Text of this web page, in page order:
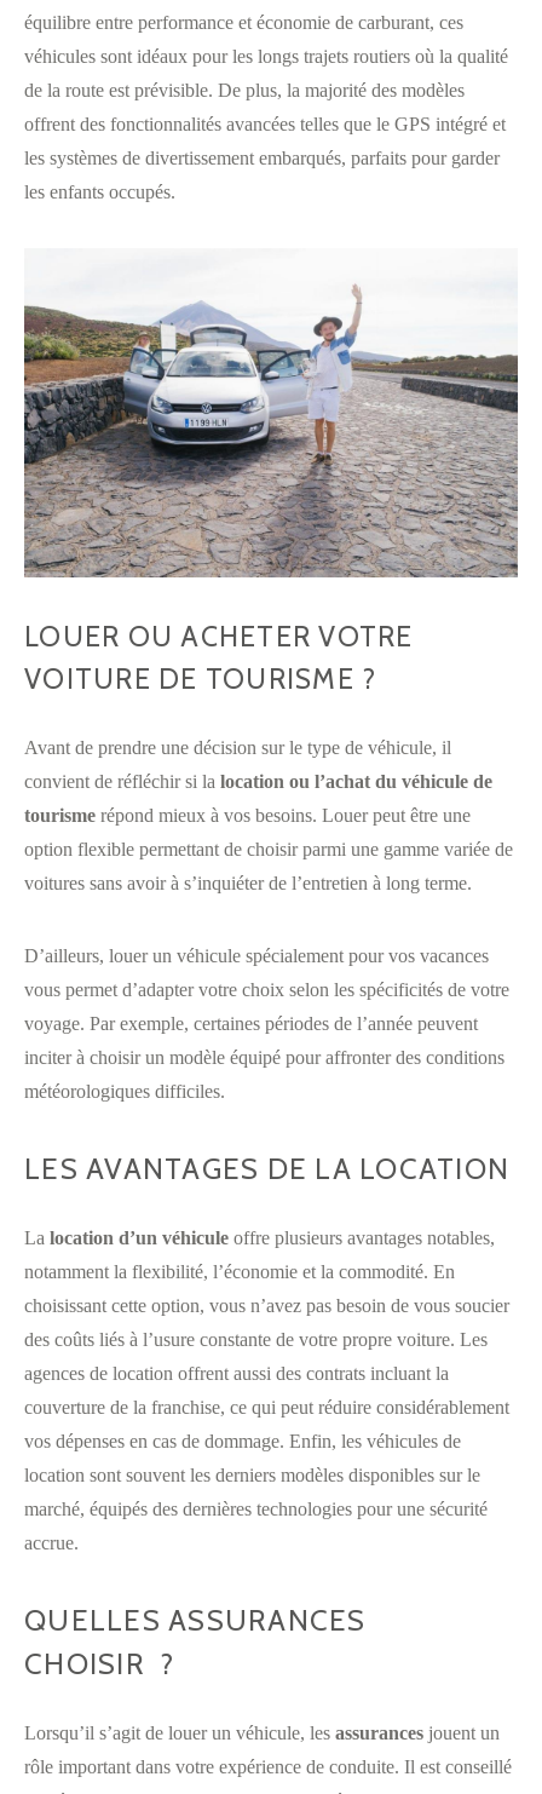
équilibre entre performance et économie de carburant, ces
véhicules sont idéaux pour les longs trajets routiers où la qualité
de la route est prévisible. De plus, la majorité des modèles
offrent des fonctionnalités avancées telles que le GPS intégré et
les systèmes de divertissement embarqués, parfaits pour garder
les enfants occupés.
LOUER OU ACHETER VOTRE
VOITURE DE TOURISME ?
Avant de prendre une décision sur le type de véhicule, il
convient de réfléchir si la location ou l’achat du véhicule de
tourisme répond mieux à vos besoins. Louer peut être une
option flexible permettant de choisir parmi une gamme variée de
voitures sans avoir à s’inquiéter de l’entretien à long terme.
D’ailleurs, louer un véhicule spécialement pour vos vacances
vous permet d’adapter votre choix selon les spécificités de votre
voyage. Par exemple, certaines périodes de l’année peuvent
inciter à choisir un modèle équipé pour affronter des conditions
météorologiques difficiles.
LES AVANTAGES DE LA LOCATION
La location d’un véhicule offre plusieurs avantages notables,
notamment la flexibilité, l’économie et la commodité. En
choisissant cette option, vous n’avez pas besoin de vous soucier
des coûts liés à l’usure constante de votre propre voiture. Les
agences de location offrent aussi des contrats incluant la
couverture de la franchise, ce qui peut réduire considérablement
vos dépenses en cas de dommage. Enfin, les véhicules de
location sont souvent les derniers modèles disponibles sur le
marché, équipés des dernières technologies pour une sécurité
accrue.
QUELLES ASSURANCES
CHOISIR ?
Lorsqu’il s’agit de louer un véhicule, les assurances jouent un
rôle important dans votre expérience de conduite. Il est conseillé